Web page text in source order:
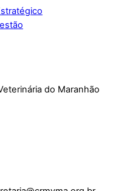
do Maranhão